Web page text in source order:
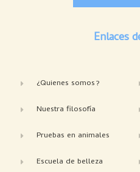
Enlaces
¿Quienes somos?
Nuestra filosofía
Pruebas en animales
Escuela de belleza